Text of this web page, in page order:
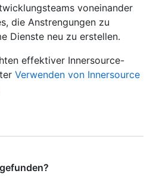
voneinander
die Anstrengungen zu
Dienste neu zu erstellen.
effektiver Innersource-
Verwenden von Innersource